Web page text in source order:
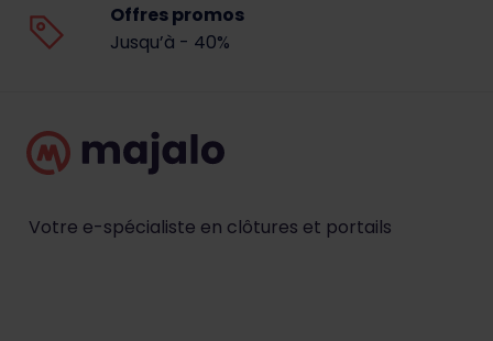
Offres promos
Jusqu’à - 40%
Votre e-spécialiste en clôtures et portails